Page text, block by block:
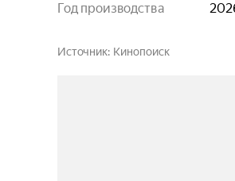
Год производства
Источник Кинопоиск